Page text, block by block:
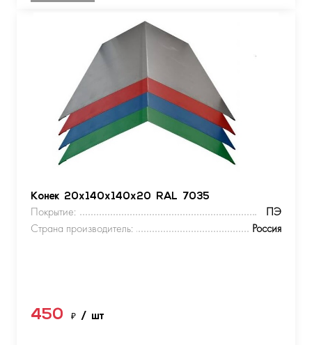
Конек 20х140х140х20 RAL 7035
Покрытие:
ПЭ
Страна производитель:
Россия
450 ₽ / шт